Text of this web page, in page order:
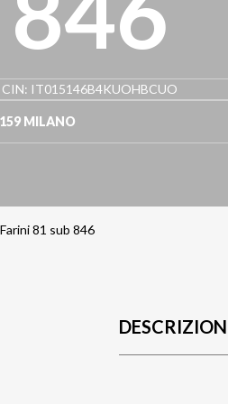
IT015146B4KUOHBCUO
MILANO
81 sub 846